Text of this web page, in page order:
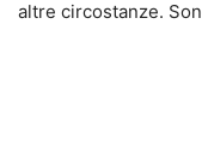
altre circostanze.